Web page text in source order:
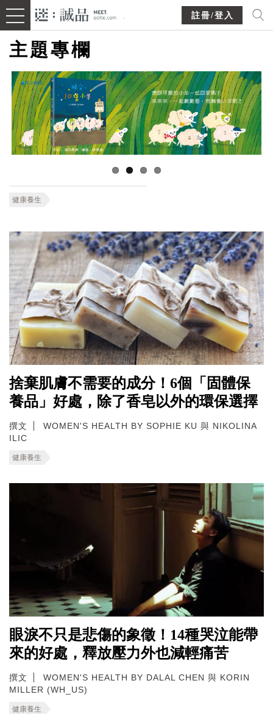
註冊/登入
主題專欄
健康養生
捨棄肌膚不需要的成分！6個「固體保
養品」好處，除了香皂以外的環保選擇
撰文
WOMEN'S HEALTH BY SOPHIE KU 與 NIKOLINA
ILIC
健康養生
眼淚不只是悲傷的象徵！14種哭泣能帶
來的好處，釋放壓力外也減輕痛苦
撰文
WOMEN'S HEALTH BY DALAL CHEN 與 KORIN
MILLER (WH_US)
健康養生